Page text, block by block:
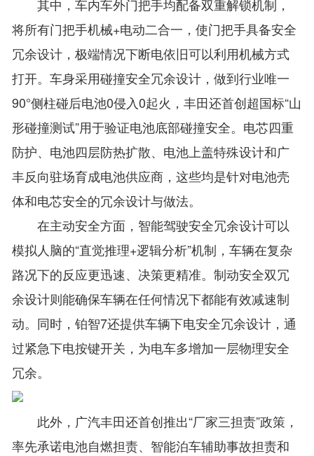
其中，车内车外门把手均配备双重解锁机制，
将所有门把手机械+电动二合一，使门把手具备安全
冗余设计，极端情况下断电依旧可以利用机械方式
打开。车身采用碰撞安全冗余设计，做到行业唯一
90°侧柱碰后电池0侵入0起火，丰田还首创超国标“山
形碰撞测试”用于验证电池底部碰撞安全。电芯四重
防护、电池四层防热扩散、电池上盖特殊设计和广
丰反向驻场育成电池供应商，这些均是针对电池壳
体和电芯安全的冗余设计与做法。
在主动安全方面，智能驾驶安全冗余设计可以
模拟人脑的“直觉推理+逻辑分析”机制，车辆在复杂
路况下的反应更迅速、决策更精准。制动安全双冗
余设计则能确保车辆在任何情况下都能有效减速制
动。同时，铂智7还提供车辆下电安全冗余设计，通
过紧急下电按键开关，为电车多增加一层物理安全
冗余。
此外，广汽丰田还首创推出“厂家三担责”政策，
率先承诺电池自燃担责、智能泊车辅助事故担责和